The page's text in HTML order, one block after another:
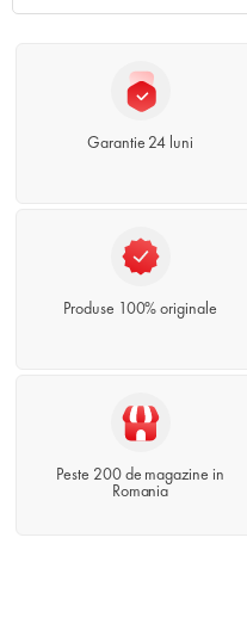
Garantie 24 luni
Produse 100% originale
Peste 200 de magazine in
Romania